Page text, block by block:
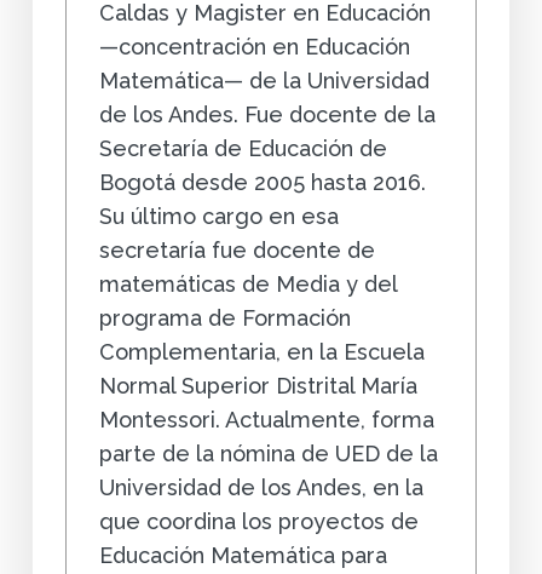
Caldas y Magister en Educación
—concentración en Educación
Matemática— de la Universidad
de los Andes. Fue docente de la
Secretaría de Educación de
Bogotá desde 2005 hasta 2016.
Su último cargo en esa
secretaría fue docente de
matemáticas de Media y del
programa de Formación
Complementaria, en la Escuela
Normal Superior Distrital María
Montessori. Actualmente, forma
parte de la nómina de UED de la
Universidad de los Andes, en la
que coordina los proyectos de
Educación Matemática para